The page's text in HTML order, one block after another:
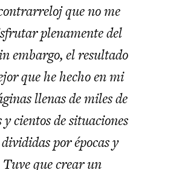
que no me
plenamente del
embargo, el resultado
que he hecho en mi
llenas de miles de
y cientos de situaciones
por épocas y
que crear un